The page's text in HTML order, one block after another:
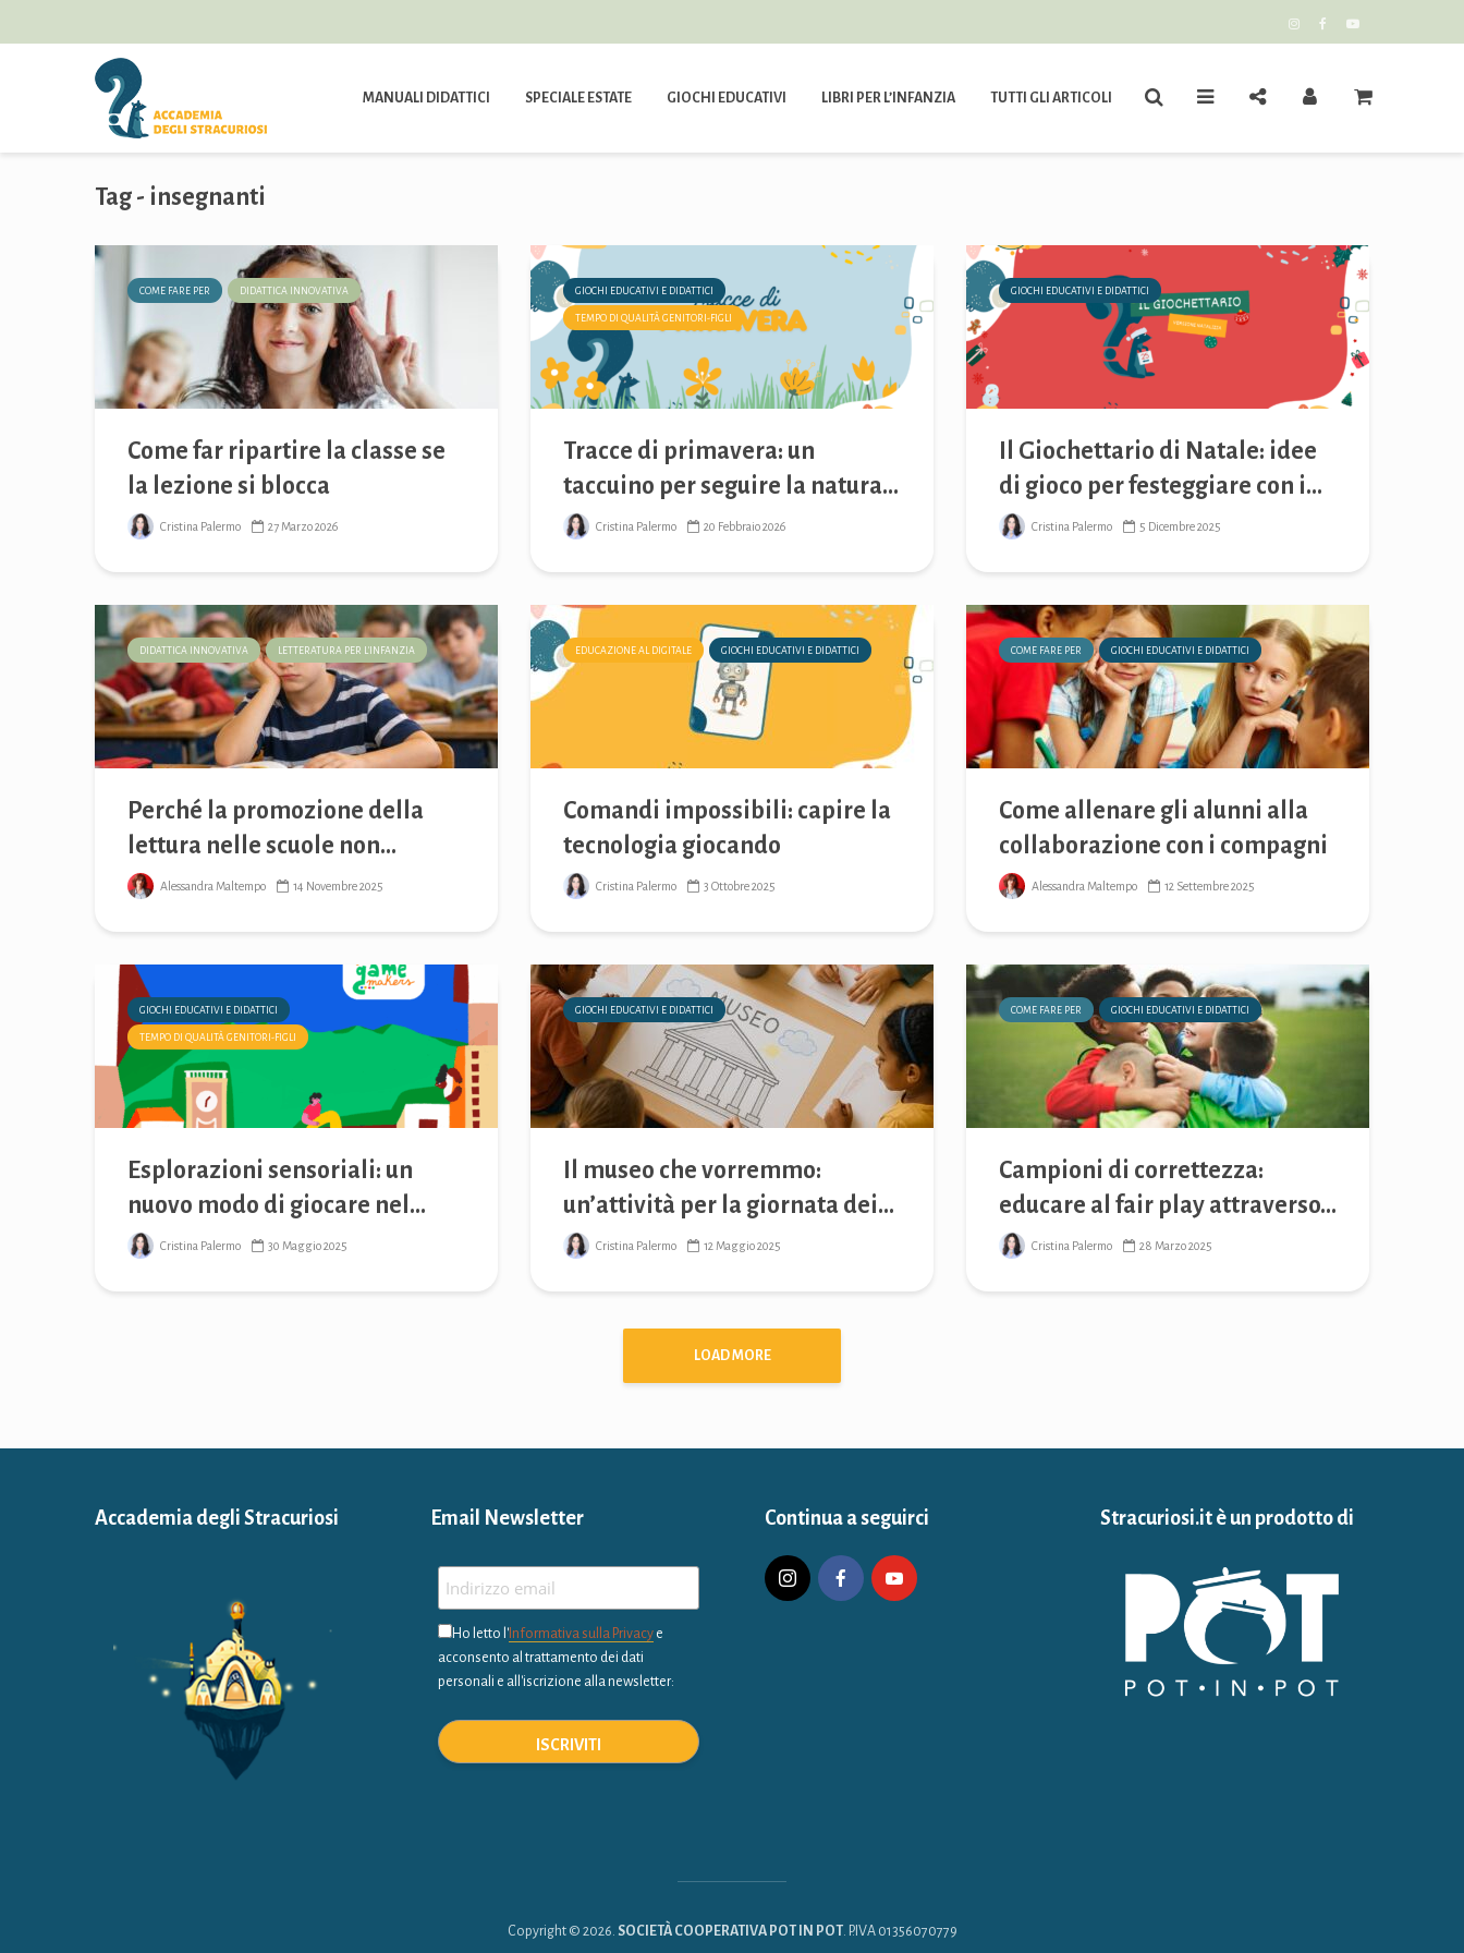
MANUALI DIDATTICI SPECIALE ESTATE GIOCHI EDUCATIVI LIBRI PER L’INFANZIA TUTTI GLI ARTICOLI
Tag - insegnanti
COME FARE PER DIDATTICA INNOVATIVA
Come far ripartire la classe se
la lezione si blocca
Cristina Palermo 27 Marzo 2026
GIOCHI EDUCATIVI E DIDATTICI
TEMPO DI QUALITÀ GENITORI-FIGLI
Tracce di primavera: un
taccuino per seguire la natura...
Cristina Palermo 20 Febbraio 2026
GIOCHI EDUCATIVI E DIDATTICI
Il Giochettario di Natale: idee
di gioco per festeggiare con i...
Cristina Palermo 5 Dicembre 2025
DIDATTICA INNOVATIVA LETTERATURA PER L'INFANZIA
Perché la promozione della
lettura nelle scuole non...
Alessandra Maltempo 14 Novembre 2025
EDUCAZIONE AL DIGITALE GIOCHI EDUCATIVI E DIDATTICI
Comandi impossibili: capire la
tecnologia giocando
Cristina Palermo 3 Ottobre 2025
COME FARE PER GIOCHI EDUCATIVI E DIDATTICI
Come allenare gli alunni alla
collaborazione con i compagni
Alessandra Maltempo 12 Settembre 2025
GIOCHI EDUCATIVI E DIDATTICI
TEMPO DI QUALITÀ GENITORI-FIGLI
Esplorazioni sensoriali: un
nuovo modo di giocare nel...
Cristina Palermo 30 Maggio 2025
GIOCHI EDUCATIVI E DIDATTICI
Il museo che vorremmo:
un’attività per la giornata dei...
Cristina Palermo 12 Maggio 2025
COME FARE PER GIOCHI EDUCATIVI E DIDATTICI
Campioni di correttezza:
educare al fair play attraverso...
Cristina Palermo 28 Marzo 2025
LOAD MORE
Accademia degli Stracuriosi Email Newsletter
Ho letto l'Informativa sulla Privacye
acconsento al trattamento dei dati
personali e all'iscrizione alla newsletter:
Continua a seguirci Stracuriosi.it è un prodotto di
Copyright © 2026. SOCIETÀ COOPERATIVA POT IN POT. P.IVA 01356070779